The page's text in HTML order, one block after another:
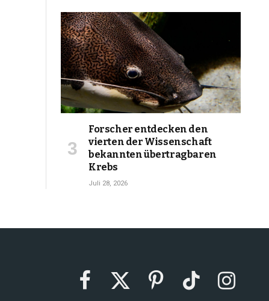
Forscher entdecken den
vierten der Wissenschaft
bekannten übertragbaren
Krebs
Juli 28, 2026
FacebookX
PinterestTikTok Instagram